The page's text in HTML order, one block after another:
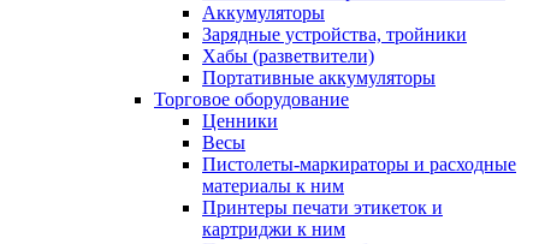
Аккумуляторы
Зарядные устройства, тройники
Хабы (разветвители)
Портативные аккумуляторы
Торговое оборудование
Ценники
Весы
Пистолеты-маркираторы и расходные
материалы к ним
Принтеры печати этикеток и
картриджи к ним